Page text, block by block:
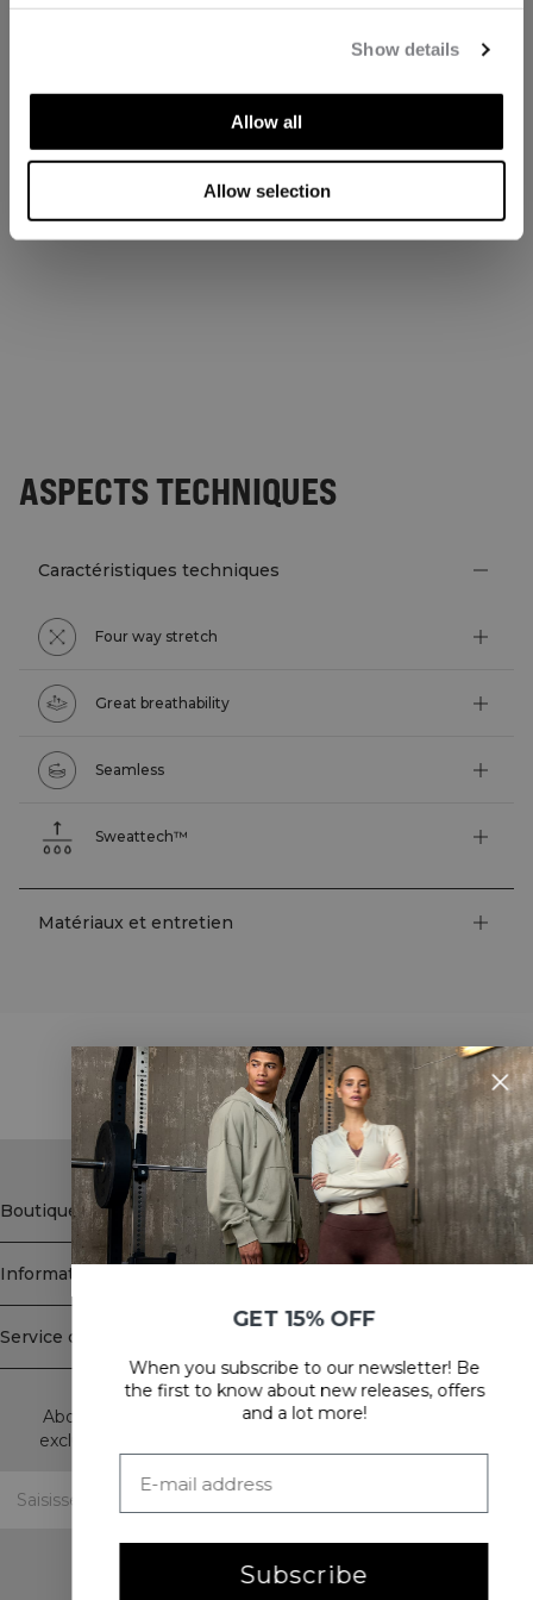
Show details
Allow all
Allow selection
ASPECTS TECHNIQUES
Caractéristiques techniques
Four way stretch
Great breathability
Seamless
Sweattech™
Matériaux et entretien
STYLE WITH
Boutique
Information
Service client
Newsletter
Abonnez-vous à notre newsletter! Recevez des offres
exclusives, nos dernières nouvelles et bien plus encore.
GET 15% OFF
When you subscribe to our newsletter! Be
the first to know about new releases, offers
and a lot more!
Subscribe